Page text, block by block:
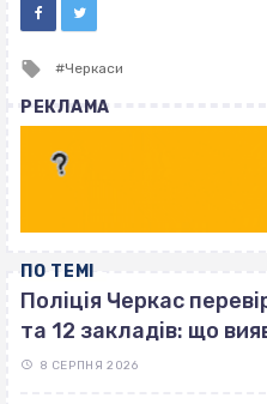
Tagged
Черкаси
РЕКЛАМА
ПО ТЕМІ
Поліція Черкас
та 12 закладів: що
8 СЕРПНЯ 2026